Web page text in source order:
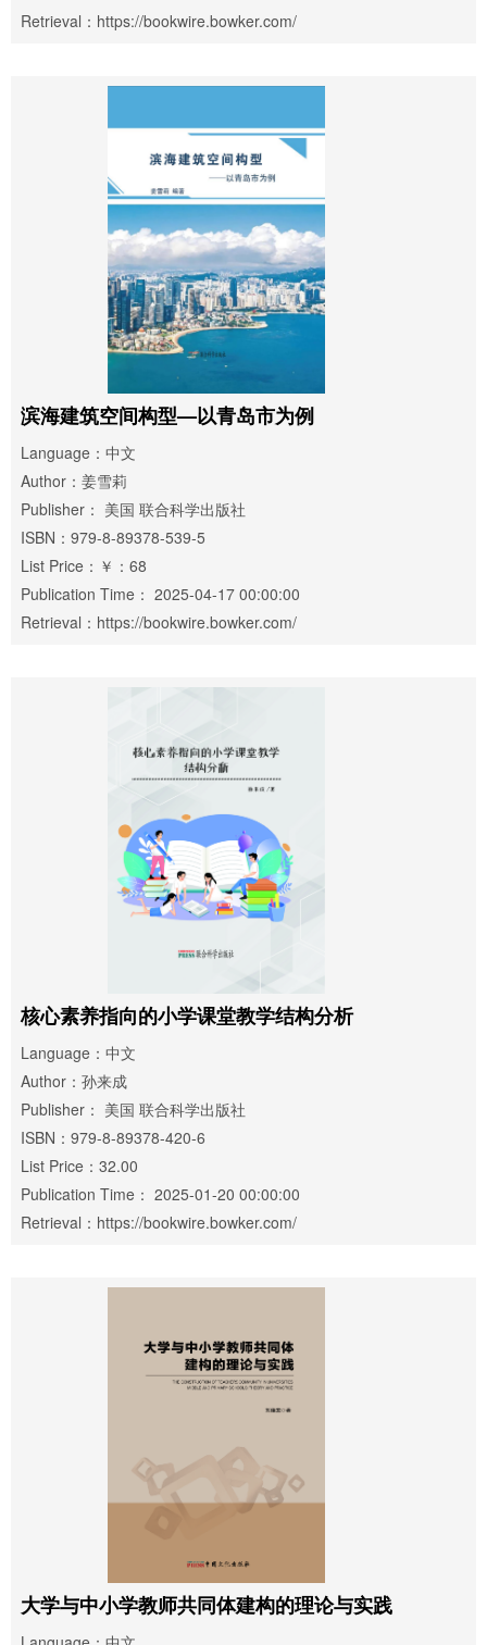
Retrieval：https://bookwire.bowker.com/
滨海建筑空间构型—以青岛市为例
Language：中文
Author：姜雪莉
Publisher： 美国 联合科学出版社
ISBN：979-8-89378-539-5
List Price：￥：68
Publication Time： 2025-04-17 00:00:00
Retrieval：https://bookwire.bowker.com/
核心素养指向的小学课堂教学结构分析
Language：中文
Author：孙来成
Publisher： 美国 联合科学出版社
ISBN：979-8-89378-420-6
List Price：32.00
Publication Time： 2025-01-20 00:00:00
Retrieval：https://bookwire.bowker.com/
大学与中小学教师共同体建构的理论与实践